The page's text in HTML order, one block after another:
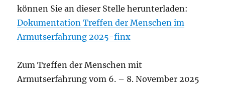
können Sie an dieser Stelle herunterladen:
Dokumentation Treffen der Menschen im
Armutserfahrung 2025-finx
Zum Treffen der Menschen mit
Armutserfahrung vom 6. – 8. November 2025